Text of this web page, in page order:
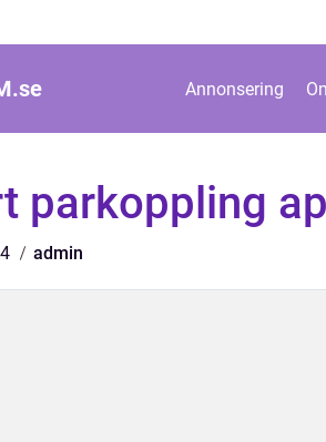
se Annonsering
parkoppling
admin